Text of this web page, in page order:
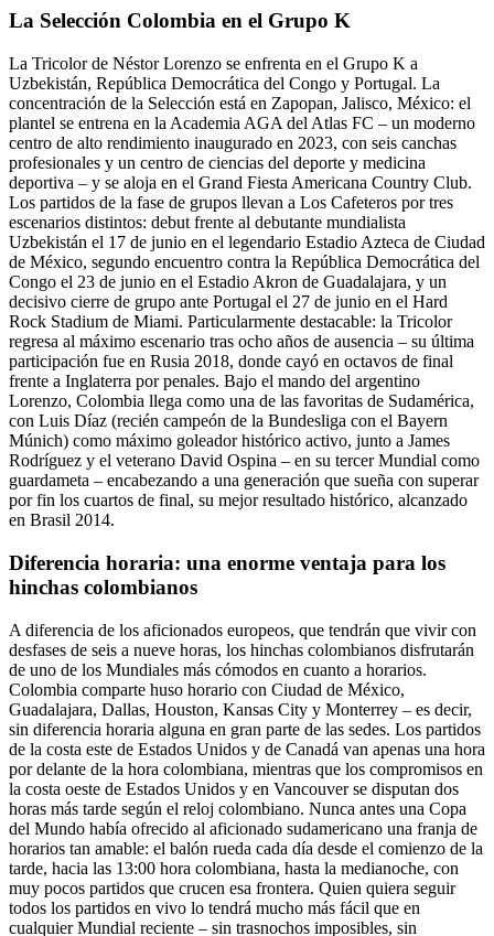
La Selección Colombia en el Grupo K
La Tricolor de Néstor Lorenzo se enfrenta en el Grupo K a
Uzbekistán, República Democrática del Congo y Portugal. La
concentración de la Selección está en Zapopan, Jalisco, México: el
plantel se entrena en la Academia AGA del Atlas FC – un moderno
centro de alto rendimiento inaugurado en 2023, con seis canchas
profesionales y un centro de ciencias del deporte y medicina
deportiva – y se aloja en el Grand Fiesta Americana Country Club.
Los partidos de la fase de grupos llevan a Los Cafeteros por tres
escenarios distintos: debut frente al debutante mundialista
Uzbekistán el 17 de junio en el legendario Estadio Azteca de Ciudad
de México, segundo encuentro contra la República Democrática del
Congo el 23 de junio en el Estadio Akron de Guadalajara, y un
decisivo cierre de grupo ante Portugal el 27 de junio en el Hard
Rock Stadium de Miami. Particularmente destacable: la Tricolor
regresa al máximo escenario tras ocho años de ausencia – su última
participación fue en Rusia 2018, donde cayó en octavos de final
frente a Inglaterra por penales. Bajo el mando del argentino
Lorenzo, Colombia llega como una de las favoritas de Sudamérica,
con Luis Díaz (recién campeón de la Bundesliga con el Bayern
Múnich) como máximo goleador histórico activo, junto a James
Rodríguez y el veterano David Ospina – en su tercer Mundial como
guardameta – encabezando a una generación que sueña con superar
por fin los cuartos de final, su mejor resultado histórico, alcanzado
en Brasil 2014.
Diferencia horaria: una enorme ventaja para los
hinchas colombianos
A diferencia de los aficionados europeos, que tendrán que vivir con
desfases de seis a nueve horas, los hinchas colombianos disfrutarán
de uno de los Mundiales más cómodos en cuanto a horarios.
Colombia comparte huso horario con Ciudad de México,
Guadalajara, Dallas, Houston, Kansas City y Monterrey – es decir,
sin diferencia horaria alguna en gran parte de las sedes. Los partidos
de la costa este de Estados Unidos y de Canadá van apenas una hora
por delante de la hora colombiana, mientras que los compromisos en
la costa oeste de Estados Unidos y en Vancouver se disputan dos
horas más tarde según el reloj colombiano. Nunca antes una Copa
del Mundo había ofrecido al aficionado sudamericano una franja de
horarios tan amable: el balón rueda cada día desde el comienzo de la
tarde, hacia las 13:00 hora colombiana, hasta la medianoche, con
muy pocos partidos que crucen esa frontera. Quien quiera seguir
todos los partidos en vivo lo tendrá mucho más fácil que en
cualquier Mundial reciente – sin trasnochos imposibles, sin